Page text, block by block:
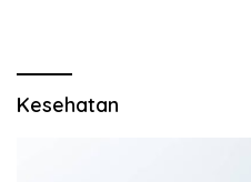
Kesehatan